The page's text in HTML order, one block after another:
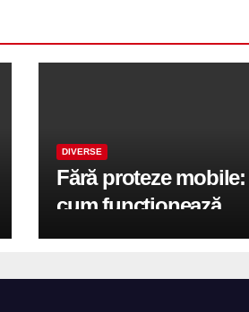
DIVERSE
Fără proteze mobile:
cum funcționează
reabilitarea completă